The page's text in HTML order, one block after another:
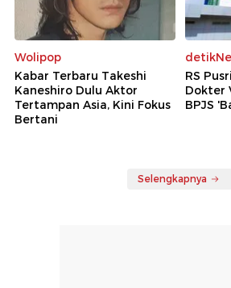
Wolipop
Kabar Terbaru Takeshi
Kaneshiro Dulu Aktor
Tertampan Asia, Kini Fokus
Bertani
RS
Dokter
BPJS
Selengkapnya